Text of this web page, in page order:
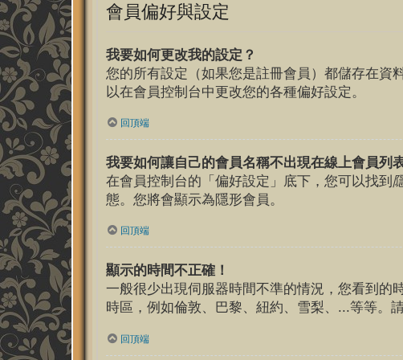
會員偏好與設定
我要如何更改我的設定？
您的所有設定（如果您是註冊會員）都儲存在資
以在會員控制台中更改您的各種偏好設定。
回頂端
我要如何讓自己的會員名稱不出現在線上會員列
在會員控制台的「偏好設定」底下，您可以找到
態。您將會顯示為隱形會員。
回頂端
顯示的時間不正確！
一般很少出現伺服器時間不準的情況，您看到的
時區，例如倫敦、巴黎、紐約、雪梨、...等等。
回頂端